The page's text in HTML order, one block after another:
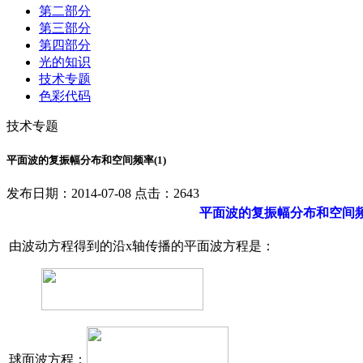
第二部分
第三部分
第四部分
光的知识
技术专题
色彩代码
技术专题
平面波的复振幅分布和空间频率(1)
发布日期：2014-07-08 点击：2643
平面波的复振幅分布和空间
由波动方程得到的沿x轴传播的平面波方程是：
球面波方程：